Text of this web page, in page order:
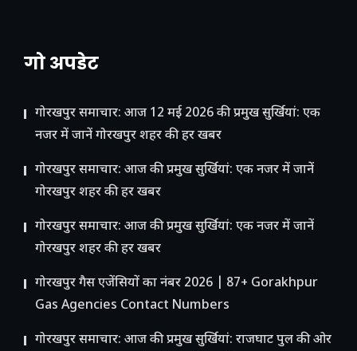
गो अपडेट
गोरखपुर समाचार: आज 12 मई 2026 की प्रमुख सुर्खियां: एक
नजर में जानें गोरखपुर शहर की हर खबर
गोरखपुर समाचार: आज की प्रमुख सुर्खियां: एक नजर में जानें
गोरखपुर शहर की हर खबर
गोरखपुर समाचार: आज की प्रमुख सुर्खियां: एक नजर में जानें
गोरखपुर शहर की हर खबर
गोरखपुर गैस एजेंसियों का नंबर 2026 | 87+ Gorakhpur
Gas Agencies Contact Numbers
गोरखपुर समाचार: आज की प्रमुख सुर्खियां: राजघाट पुल की ओर